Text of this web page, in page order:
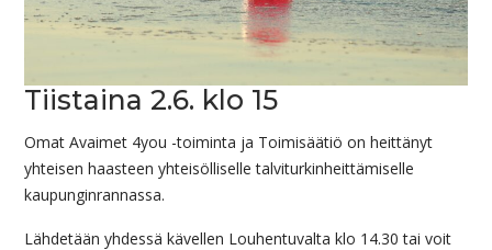
Tiistaina 2.6. klo 15
Omat Avaimet 4you -toiminta ja Toimisäätiö on heittänyt
yhteisen haasteen yhteisölliselle talviturkinheittämiselle
kaupunginrannassa.
Lähdetään yhdessä kävellen Louhentuvalta klo 14.30 tai voit